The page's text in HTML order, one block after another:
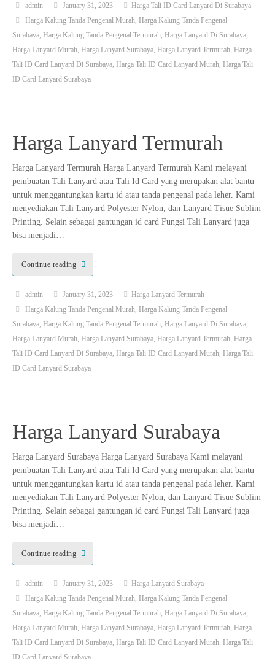
admin January 31, 2023
Harga Tali ID Card Lanyard Di Surabaya
Harga Kalung Tanda Pengenal Murah Harga Kalung Tanda Pengenal
Surabaya Harga Kalung Tanda Pengenal Termurah Harga Lanyard Di Surabaya
Harga Lanyard Murah Harga Lanyard Surabaya Harga Lanyard Termurah Harga
Tali ID Card Lanyard Di Surabaya Harga Tali ID Card Lanyard Murah Harga Tali
ID Card Lanyard Surabaya
Harga Lanyard Termurah
Harga Lanyard Termurah Harga Lanyard Termurah Kami melayani
pembuatan Tali Lanyard atau Tali Id Card yang merupakan alat bantu
untuk menggantungkan kartu id atau tanda pengenal pada leher. Kami
menyediakan Tali Lanyard Polyester Nylon, dan Lanyard Tisue Sublim
Printing. Selain sebagai gantungan id card Fungsi Tali Lanyard juga
bisa menjadi…
Continue reading
admin January 31, 2023
Harga Lanyard Termurah
Harga Kalung Tanda Pengenal Murah Harga Kalung Tanda Pengenal
Surabaya Harga Kalung Tanda Pengenal Termurah Harga Lanyard Di Surabaya
Harga Lanyard Murah Harga Lanyard Surabaya Harga Lanyard Termurah Harga
Tali ID Card Lanyard Di Surabaya Harga Tali ID Card Lanyard Murah Harga Tali
ID Card Lanyard Surabaya
Harga Lanyard Surabaya
Harga Lanyard Surabaya Harga Lanyard Surabaya Kami melayani
pembuatan Tali Lanyard atau Tali Id Card yang merupakan alat bantu
untuk menggantungkan kartu id atau tanda pengenal pada leher. Kami
menyediakan Tali Lanyard Polyester Nylon, dan Lanyard Tisue Sublim
Printing. Selain sebagai gantungan id card Fungsi Tali Lanyard juga
bisa menjadi…
Continue reading
admin January 31, 2023
Harga Lanyard Surabaya
Harga Kalung Tanda Pengenal Murah, Harga Kalung Tanda Pengenal
Surabaya, Harga Kalung Tanda Pengenal Termurah, Harga Lanyard Di Surabaya,
Harga Lanyard Murah, Harga Lanyard Surabaya, Harga Lanyard Termurah, Harga
Tali ID Card Lanyard Di Surabaya, Harga Tali ID Card Lanyard Murah, Harga Tali
ID Card Lanyard Surabaya